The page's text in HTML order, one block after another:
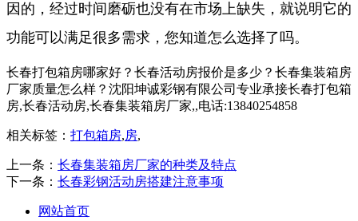
因的，经过时间磨砺也没有在市场上缺失，就说明它的
功能可以满足很多需求，您知道怎么选择了吗。
长春打包箱房哪家好？长春活动房报价是多少？长春集装箱房
厂家质量怎么样？沈阳坤诚彩钢有限公司专业承接长春打包箱
房,长春活动房,长春集装箱房厂家,,电话:13840254858
相关标签： 打包箱房,房,
上一条： 长春集装箱房厂家的种类及特点
下一条： 长春彩钢活动房搭建注意事项
网站首页